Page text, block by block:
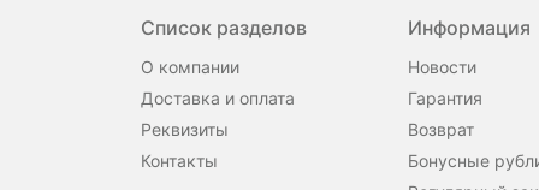
Список разделов
О компании
Доставка и оплата
Реквизиты
Контакты
Информация
Новости
Гарантия
Возврат
Бонусные